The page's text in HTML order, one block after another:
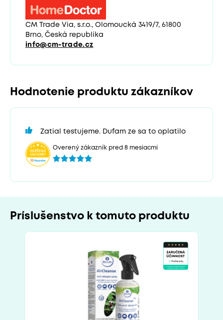
CM Trade Via, s.r.o., Olomoucká 3419/7, 61800
Brno, Česká republika
info@cm-trade.cz
Hodnotenie produktu zákazníkov
Zatial testujeme. Dufam ze sa to oplatilo
Overený zákazník pred 8 mesiacmi
Príslušenstvo k tomuto produktu